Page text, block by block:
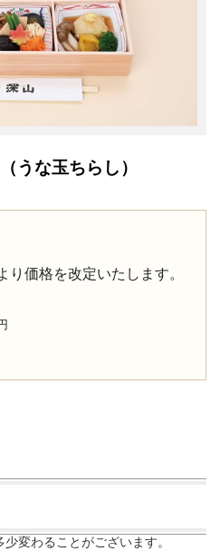
（うな玉ちらし）
り価格を改定いたします。
変わることがございます。